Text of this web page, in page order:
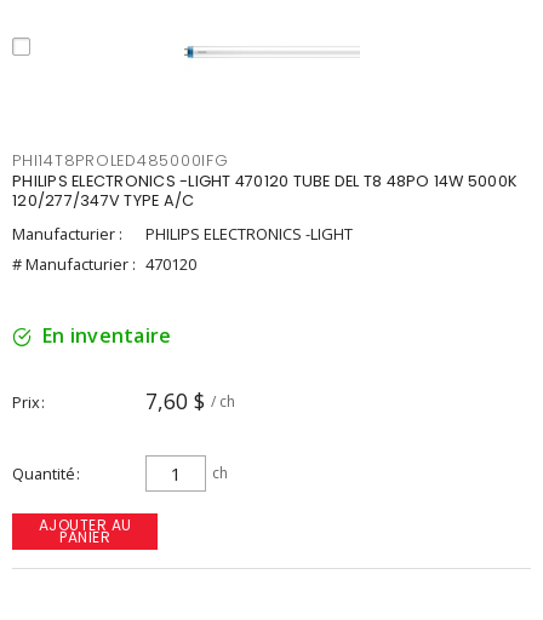
PHI14T8PROLED485000IFG
PHILIPS ELECTRONICS -LIGHT 470120 TUBE DEL T8 48PO 14W 5000K
120/277/347V TYPE A/C
Manufacturier :
PHILIPS ELECTRONICS -LIGHT
# Manufacturier : 470120
En inventaire
Prix 7,60 $ / ch
Quantité ch
AJOUTER AU
PANIER